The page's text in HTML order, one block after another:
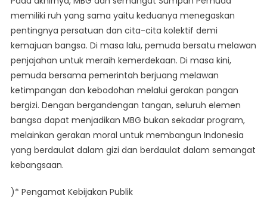
memiliki ruh yang sama yaitu keduanya menegaskan
pentingnya persatuan dan cita-cita kolektif demi
kemajuan bangsa. Di masa lalu, pemuda bersatu melawan
penjajahan untuk meraih kemerdekaan. Di masa kini,
pemuda bersama pemerintah berjuang melawan
ketimpangan dan kebodohan melalui gerakan pangan
bergizi. Dengan bergandengan tangan, seluruh elemen
bangsa dapat menjadikan MBG bukan sekadar program,
melainkan gerakan moral untuk membangun Indonesia
yang berdaulat dalam gizi dan berdaulat dalam semangat
kebangsaan.
)* Pengamat Kebijakan Publik